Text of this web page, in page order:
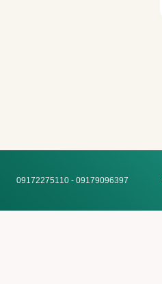
09179096397 - 09172275110